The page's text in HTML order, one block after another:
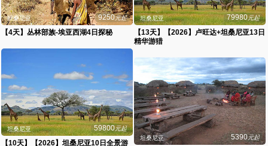
9250元起
坦桑尼亚
【4天】丛林部族-埃亚西湖4日探秘
79980元起
坦桑尼亚
【13天】【2026】卢旺达+坦桑尼亚13日
精华游猎
59800元起
坦桑尼亚
【10天】【2026】坦桑尼亚10日全景游
5390元起
坦桑尼亚